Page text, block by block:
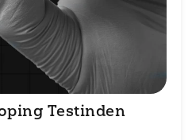
Testinden